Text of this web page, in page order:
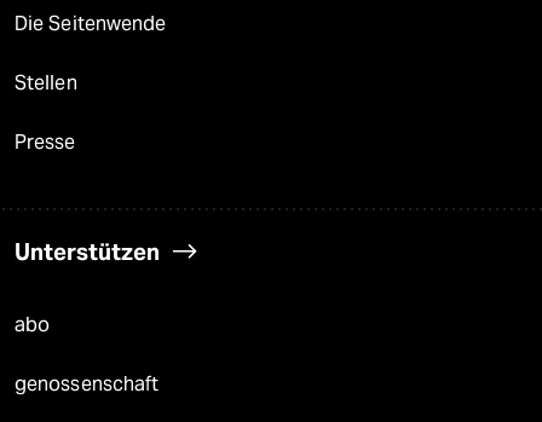
Die Seitenwende
Stellen
Presse
Unterstützen
abo
genossenschaft